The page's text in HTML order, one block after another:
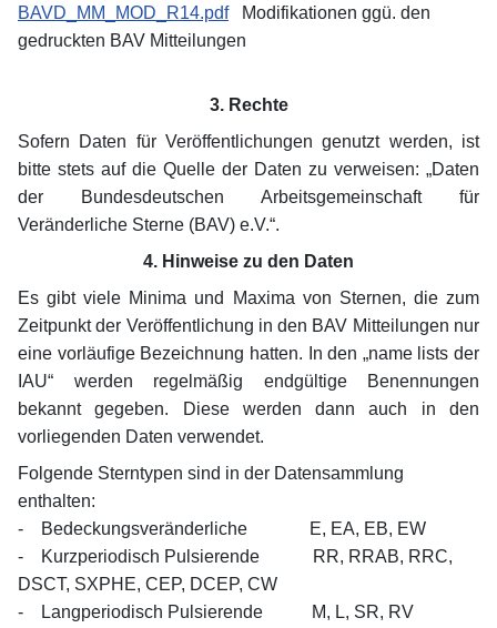
BAVD_MM_MOD_R14.pdfModifikationen ggü. den
gedruckten BAV Mitteilungen
3. Rechte
Sofern Daten für Veröffentlichungen genutzt werden, ist
bitte stets auf die Quelle der Daten zu verweisen: „Daten
der Bundesdeutschen Arbeitsgemeinschaft für
Veränderliche Sterne (BAV) e.V.“.
4. Hinweise zu den Daten
Es gibt viele Minima und Maxima von Sternen, die zum
Zeitpunkt der Veröffentlichung in den BAV Mitteilungen nur
eine vorläufige Bezeichnung hatten. In den „name lists der
IAU“ werden regelmäßig endgültige Benennungen
bekannt gegeben. Diese werden dann auch in den
vorliegenden Daten verwendet.
Folgende Sterntypen sind in der Datensammlung
enthalten:
- Bedeckungsveränderliche E, EA, EB, EW
- Kurzperiodisch Pulsierende RR, RRAB, RRC,
DSCT, SXPHE, CEP, DCEP, CW
- Langperiodisch Pulsierende M, L, SR, RV